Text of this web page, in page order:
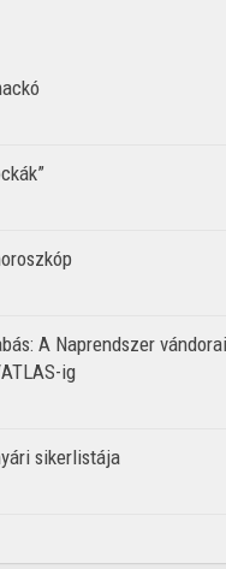
A Naprendszer
ig
sikerlistája